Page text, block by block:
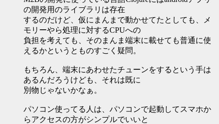
の開発用のライブラリは存在
するのだけど、仮にまんまで動かせてたとしても、メ
モリーやら処理に対するCPUへの
負担を考えても、そのまんま端末に載せても普通に使
えるかというとものすごく疑問。
もちろん、端末にあわせたチューンをするという手は
あるんだろうけども、それは既に
別物じゃないかなぁ。
パソコン使ってる人は、パソコンで起動してスマホか
らアクセスの方がシンプルでいいと